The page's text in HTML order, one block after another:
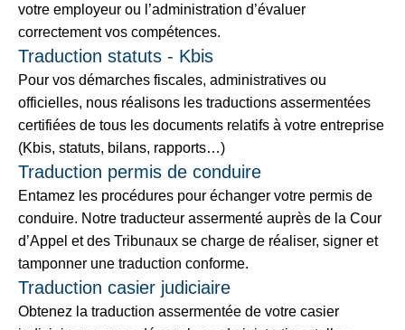
votre employeur ou l’administration d’évaluer
correctement vos compétences.
Traduction statuts - Kbis
Pour vos démarches fiscales, administratives ou
officielles, nous réalisons les traductions assermentées
certifiées de tous les documents relatifs à votre entreprise
(Kbis, statuts, bilans, rapports…)
Traduction permis de conduire
Entamez les procédures pour échanger votre permis de
conduire. Notre traducteur assermenté auprès de la Cour
d’Appel et des Tribunaux se charge de réaliser, signer et
tamponner une traduction conforme.
Traduction casier judiciaire
Obtenez la traduction assermentée de votre casier